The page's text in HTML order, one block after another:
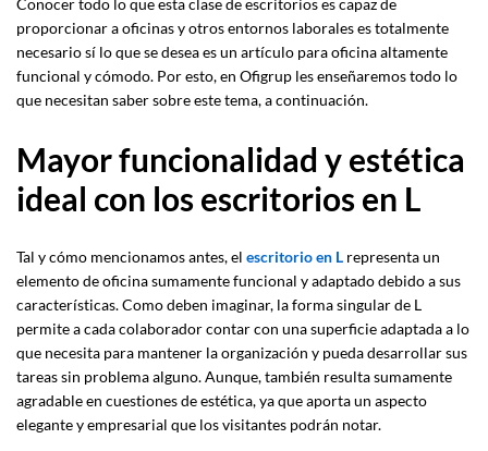
Conocer todo lo que esta clase de escritorios es capaz de
proporcionar a oficinas y otros entornos laborales es totalmente
necesario sí lo que se desea es un artículo para oficina altamente
funcional y cómodo. Por esto, en Ofigrup les enseñaremos todo lo
que necesitan saber sobre este tema, a continuación.
Mayor funcionalidad y estética
ideal con los escritorios en L
Tal y cómo mencionamos antes, el escritorio en L representa un
elemento de oficina sumamente funcional y adaptado debido a sus
características. Como deben imaginar, la forma singular de L
permite a cada colaborador contar con una superficie adaptada a lo
que necesita para mantener la organización y pueda desarrollar sus
tareas sin problema alguno. Aunque, también resulta sumamente
agradable en cuestiones de estética, ya que aporta un aspecto
elegante y empresarial que los visitantes podrán notar.